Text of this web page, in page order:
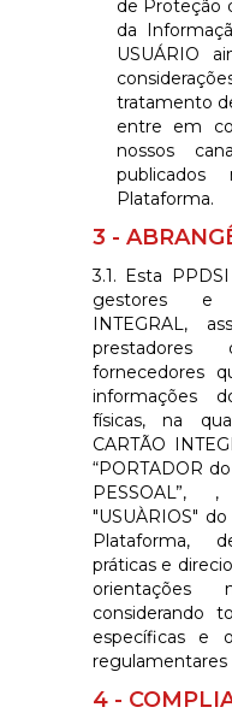
de Proteção
da
USUÁRIO
tratamento
entre em
nossos
Plataforma.
3 -
3.1. Esta
gestores e
INTEGRAL ,
fornecedores
informações
físicas, na
CARTÃO
“PORTADOR do
PESSOAL ”, ,
"USUÀRIOS"
Plataforma,
práticas e
orientações
considerando
específicas e
regulamentares
4 -